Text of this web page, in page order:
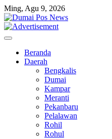
Skip
to
content
Ming, Agu 9, 2026
Beranda
Daerah
Bengkalis
Dumai
Kampar
Meranti
Pekanbaru
Pelalawan
Rohil
Rohul